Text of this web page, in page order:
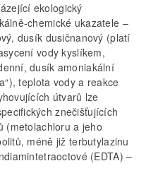
ekologický
chemické ukazatele –
dusík dusičnanový (platí
vody kyslíkem,
dusík amoniakální
teplota vody a reakce
útvarů lze
znečišťujících
(metolachloru a jeho
méně již terbutylazinu
(EDTA) –